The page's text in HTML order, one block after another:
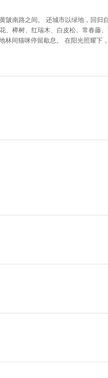
南路之间。 还城市以绿地，回归
榉树、红瑞木、白皮松、常春藤
间猫咪停留歇息。 在阳光照耀下